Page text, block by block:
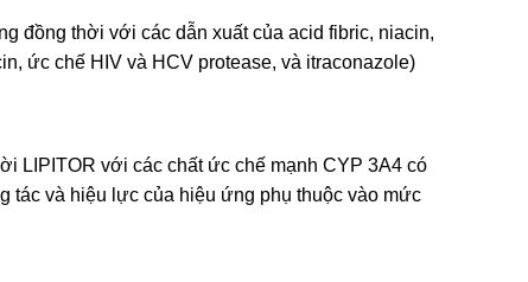
đồng thời với các dẫn xuất của acid fibric, niacin,
ức chế HIV và HCV protease, và itraconazole)
LIPITOR với các chất ức chế mạnh CYP 3A4 có
tác và hiệu lực của hiệu ứng phụ thuộc vào mức